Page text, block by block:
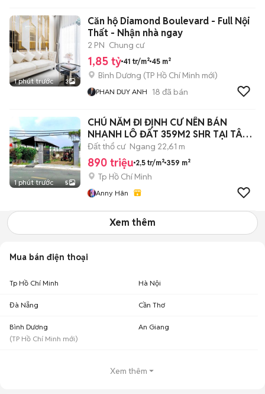
1 phút trước 3
Căn hộ Diamond Boulevard - Full Nội
Thất - Nhận nhà ngay
2 PN Chung cư
1,85 tỷ 41 tr/m² 45 m²
Bình Dương (TP Hồ Chí Minh mới)
PHAN DUY ANH 18 đã bán
1 phút trước 5
CHÚ NĂM ĐI ĐỊNH CƯ NÊN BÁN
NHANH LÔ ĐẤT 359M2 SHR TẠI TÂN
PHÚ TRUNG
Đất thổ cư Ngang 22,61 m
890 triệu 2,5 tr/m² 359 m²
Tp Hồ Chí Minh
Anny Hân
Xem thêm
Mua bán điện thoại
Tp Hồ Chí Minh Hà Nội
Đà Nẵng Cần Thơ
Bình Dương
(TP Hồ Chí Minh mới)
An Giang
Xem thêm